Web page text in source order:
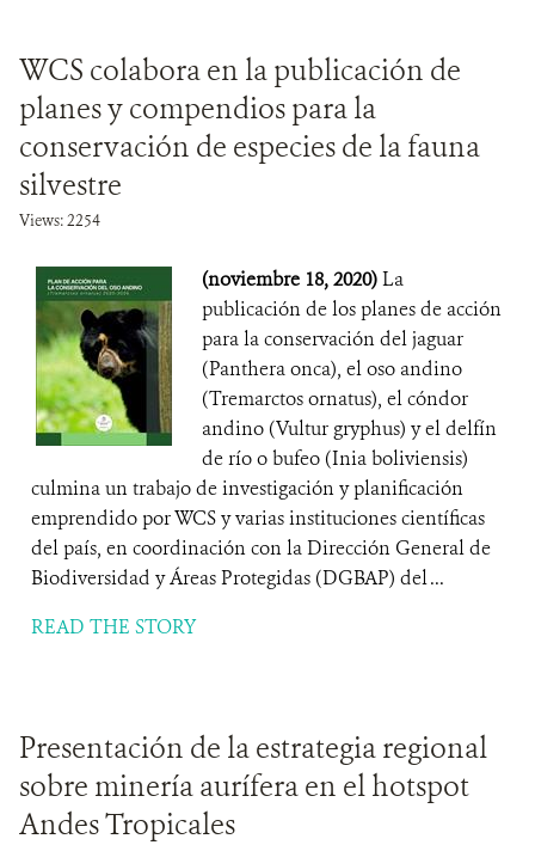
WCS colabora en la publicación de
planes y compendios para la
conservación de especies de la fauna
silvestre
Views: 2254
(noviembre 18, 2020)La
publicación de los planes de acción
para la conservación del jaguar
(Panthera onca), el oso andino
(Tremarctos ornatus), el cóndor
andino (Vultur gryphus) y el delfín
de río o bufeo (Inia boliviensis)
culmina un trabajo de investigación y planificación
emprendido por WCS y varias instituciones científicas
del país, en coordinación con la Dirección General de
Biodiversidad y Áreas Protegidas (DGBAP) del ...
READ THE STORY
Presentación de la estrategia regional
sobre minería aurífera en el hotspot
Andes Tropicales